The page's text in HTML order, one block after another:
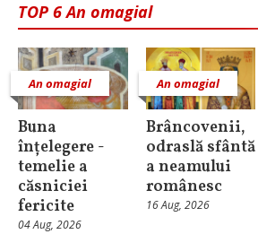
TOP 6 An omagial
An omagial
Buna
înțelegere -
temelie a
căsniciei
fericite
04 Aug, 2026
An omagial
Brâncovenii,
odraslă sfântă
a neamului
românesc
16 Aug, 2026